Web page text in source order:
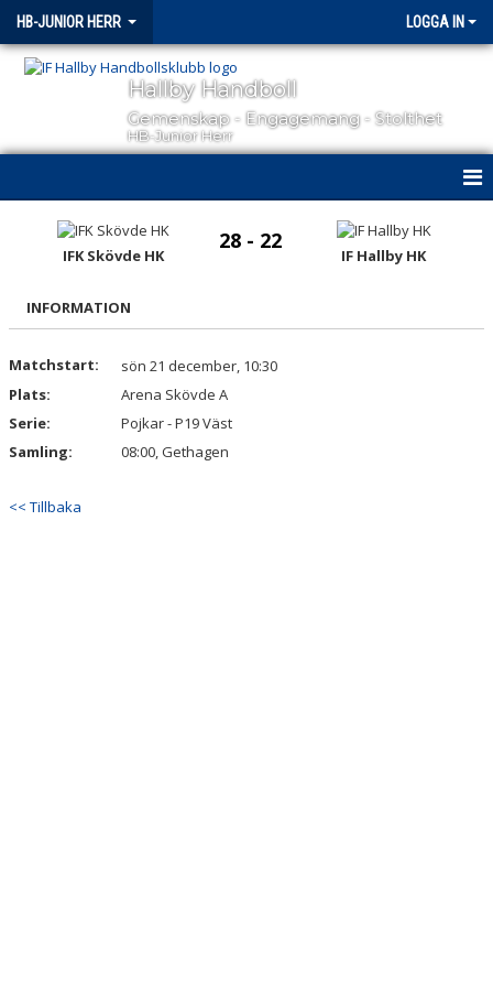
HB-JUNIOR HERR LOGGA IN
Hallby Handboll
Gemenskap - Engagemang - Stolthet
HB-Junior Herr
KALENDER
MATCHER
BILDGALLERI
DOKUMENT
IFK Skövde HK
28 - 22
IF Hallby HK
INFORMATION
Matchstart:
sön 21 december, 10:30
Plats:
Arena Skövde A
Serie:
Pojkar - P19 Väst
Samling:
08:00, Gethagen
<< Tillbaka